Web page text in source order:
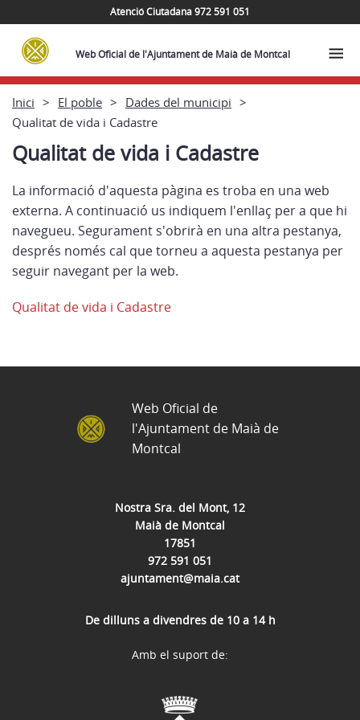
Atenció Ciutadana 972 591 051
Web Oficial de l'Ajuntament de Maià de Montcal
Inici El poble
Dades del municipi
Qualitat de vida i Cadastre
Qualitat de vida i Cadastre
La informació d'aquesta pàgina es troba en una web
externa. A continuació us indiquem l'enllaç per a que hi
navegueu. Segurament s'obrirà en una altra pestanya,
després només cal que torneu a aquesta pestanya per
seguir navegant per la web.
Qualitat de vida i Cadastre
Nostra Sra. del Mont, 12
Maià de Montcal
17851
972 591 051
ajuntament@maia.cat
De dilluns a divendres de 10 a 14 h
Web Oficial de
l'Ajuntament de Maià de
Montcal
Amb el suport de: